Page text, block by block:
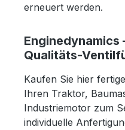
erneuert werden.
Enginedynamics
Qualitäts-
Kaufen Sie hier
Ihren Traktor,
Industriemotor zum
individuelle